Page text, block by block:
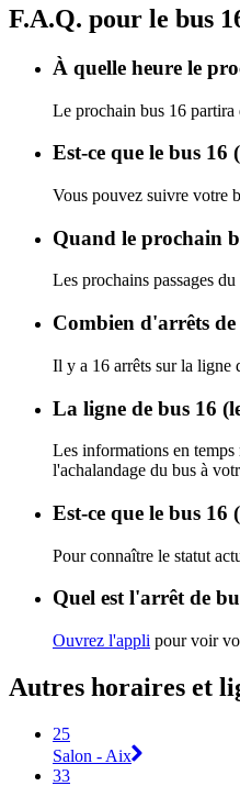
F.A.Q. pour le bus
À quelle heure le
Le prochain bus 16
Est-ce que le bus 16
Vous pouvez suivre votre
Quand le prochain
Les prochains passages
Combien d'arrêts
Il y a 16 arrêts sur la ligne
La ligne de bus 16
Les informations en
l'achalandage du bus à
Est-ce que le bus 16
Pour connaître le statut
Quel est l'arrêt de
Ouvrez l'appli pour voir
Autres horaires et
25
Salon - Aix
33